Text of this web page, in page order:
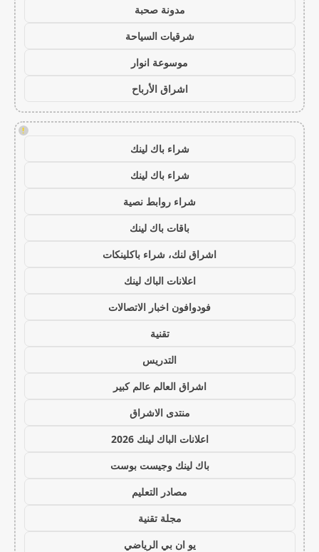
مدونة صحبة
شرقيات السياحة
موسوعة انوار
اشراق الأرباح
!
شراء باك لينك
شراء باك لينك
شراء روابط نصية
باقات باك لينك
اشراق لنك، شراء باكلينكات
اعلانات الباك لينك
فودوافون اخبار الاتصالات
تقنية
التدريس
اشراق العالم عالم كبير
منتدى الاشراق
اعلانات الباك لينك 2026
باك لينك وجيست بوست
مصادر التعليم
مجلة تقنية
يو ان بي الرياضي